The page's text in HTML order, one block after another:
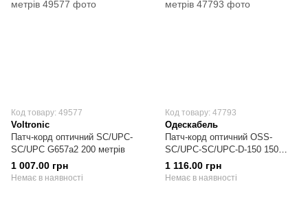
Код товару: 49577
Voltronic
Патч-корд оптичний SC/UPC-
SC/UPC G657a2 200 метрів
1 007.00 грн
Немає в наявності
Код товару: 47793
Одескабель
Патч-корд оптичний OSS-
SC/UPC-SC/UPC-D-150 150
метрів
1 116.00 грн
Немає в наявності